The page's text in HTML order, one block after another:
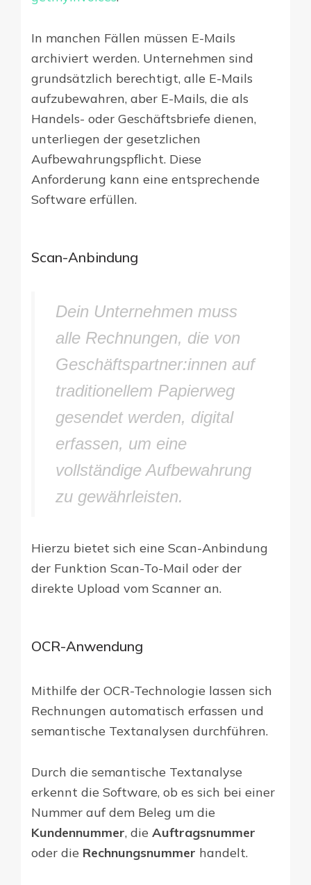
In manchen Fällen müssen E-Mails
archiviert werden. Unternehmen sind
grundsätzlich berechtigt, alle E-Mails
aufzubewahren, aber E-Mails, die als
Handels- oder Geschäftsbriefe dienen,
unterliegen der gesetzlichen
Aufbewahrungspflicht. Diese
Anforderung kann eine entsprechende
Software erfüllen.
Scan-Anbindung
Dein Unternehmen muss
alle Rechnungen, die von
Geschäftspartner:innen auf
traditionellem Papierweg
gesendet werden, digital
erfassen, um eine
vollständige Aufbewahrung
zu gewährleisten.
Hierzu bietet sich eine Scan-Anbindung
der Funktion Scan-To-Mail oder der
direkte Upload vom Scanner an.
OCR-Anwendung
Mithilfe der OCR-Technologie lassen sich
Rechnungen automatisch erfassen und
semantische Textanalysen durchführen.
Durch die semantische Textanalyse
erkennt die Software, ob es sich bei einer
Nummer auf dem Beleg um die
Kundennummer, die Auftragsnummer
oder die Rechnungsnummer handelt.